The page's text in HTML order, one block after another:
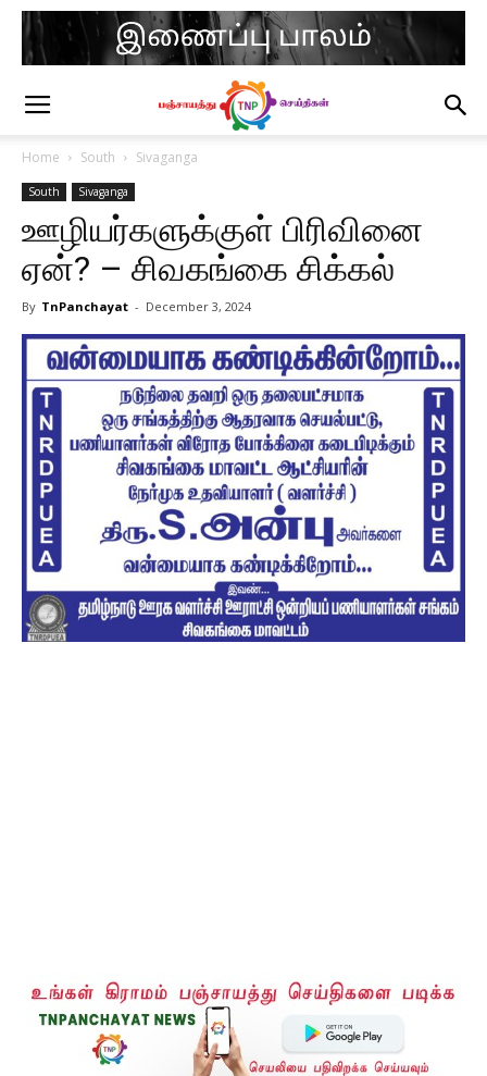
Home South Sivaganga
South Sivaganga
ஊழியர்களுக்குள் பிரிவினை
ஏன்? – சிவகங்கை சிக்கல்
By TnPanchayat - December 3, 2024